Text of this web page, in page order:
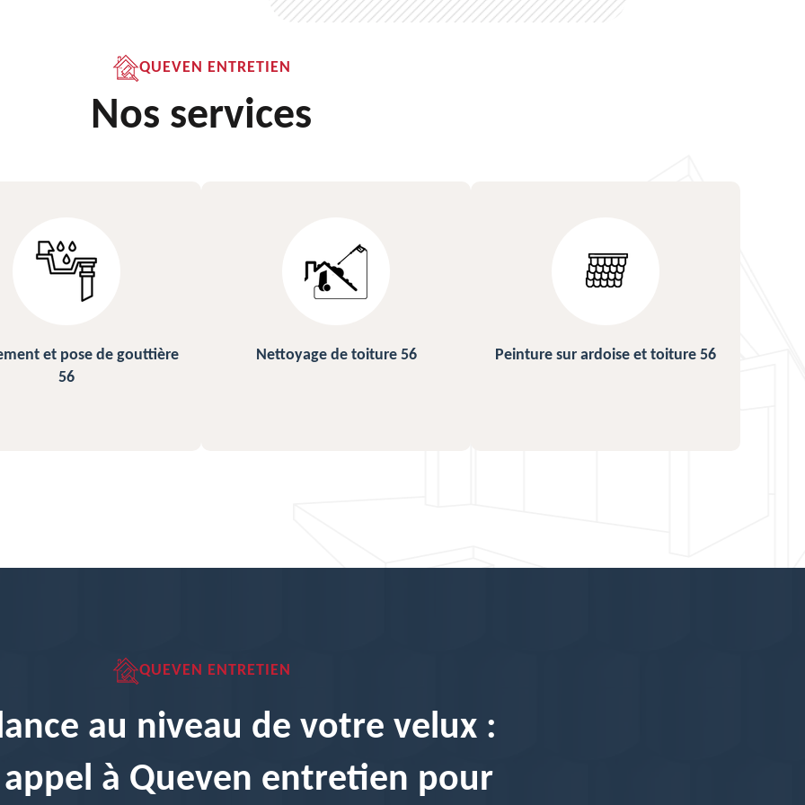
QUEVEN ENTRETIEN
Nos services
Nettoyage de toiture 56 Peinture sur ardoise et toiture 56 Urgence fuite de toiture 56
QUEVEN ENTRETIEN
au niveau de votre velux :
à Queven entretien pour